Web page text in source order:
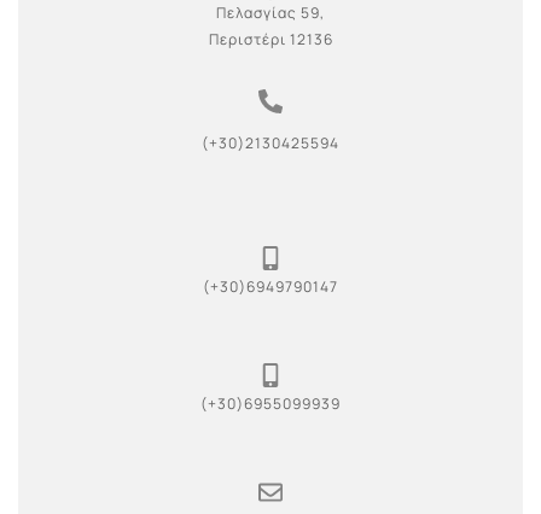
Πελασγίας 59,
Περιστέρι 12136
(+30)2130425594
(+30)6949790147
(+30)6955099939